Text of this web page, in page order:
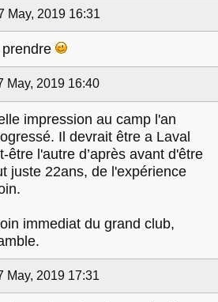
May, 2019 16:31
May, 2019 16:40
impression au camp l'an
Il devrait être a Laval
être l'autre d’après avant d'être
juste 22ans, de l'expérience
immediat du grand club,
May, 2019 17:31